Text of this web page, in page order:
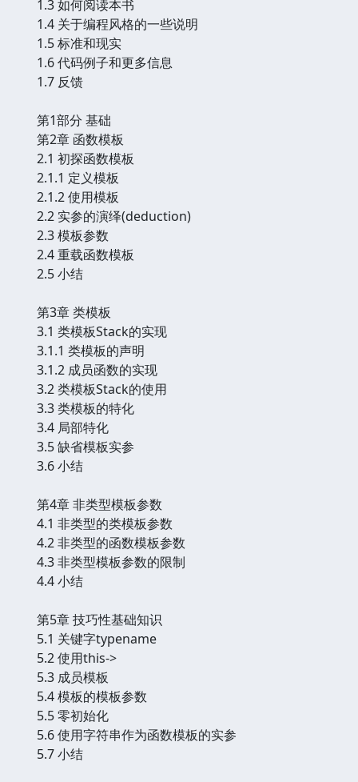
1.3 如何阅读本书
1.4 关于编程风格的一些说明
1.5 标准和现实
1.6 代码例子和更多信息
1.7 反馈
第1部分 基础
第2章 函数模板
2.1 初探函数模板
2.1.1 定义模板
2.1.2 使用模板
2.2 实参的演绎(deduction)
2.3 模板参数
2.4 重载函数模板
2.5 小结
第3章 类模板
3.1 类模板Stack的实现
3.1.1 类模板的声明
3.1.2 成员函数的实现
3.2 类模板Stack的使用
3.3 类模板的特化
3.4 局部特化
3.5 缺省模板实参
3.6 小结
第4章 非类型模板参数
4.1 非类型的类模板参数
4.2 非类型的函数模板参数
4.3 非类型模板参数的限制
4.4 小结
第5章 技巧性基础知识
5.1 关键字typename
5.2 使用this->
5.3 成员模板
5.4 模板的模板参数
5.5 零初始化
5.6 使用字符串作为函数模板的实参
5.7 小结